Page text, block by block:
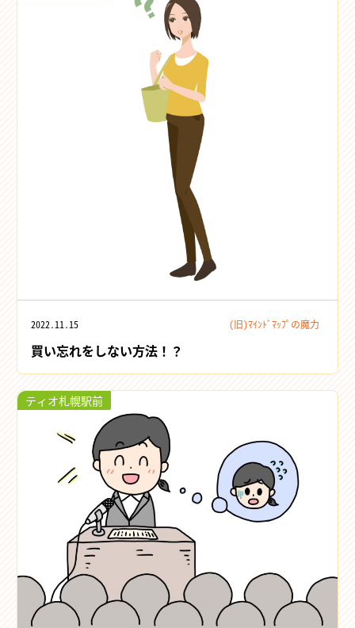
2022.11.15 (旧)ﾏｲﾝﾄﾞﾏｯﾌﾟの魔力
買い忘れをしない方法！？
ティオ札幌駅前